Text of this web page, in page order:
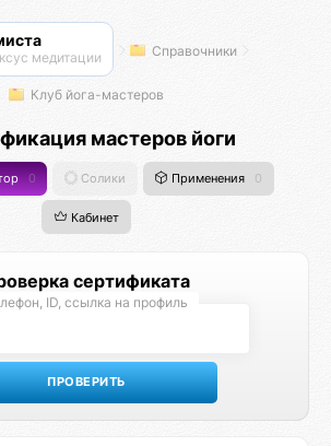
медитации Справочники
Клуб йога-мастеров
мастеров йоги
0 Солики Применения 0
Кабинет
сертификата
ID, ссылка на профиль